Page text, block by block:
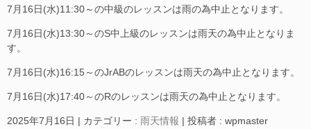
7月16日(水)11:30～の中級のレッスンは雨の為中止となります。
7月16日(水)13:30～のS中上級のレッスンは雨天の為中止となりま
す。
7月16日(水)16:15～のJrABのレッスンは雨天の為中止となります。
7月16日(水)17:40～のRのレッスンは雨天の為中止となります。
2025年7月16日 | カテゴリー : 雨天情報 | 投稿者 : wpmaster